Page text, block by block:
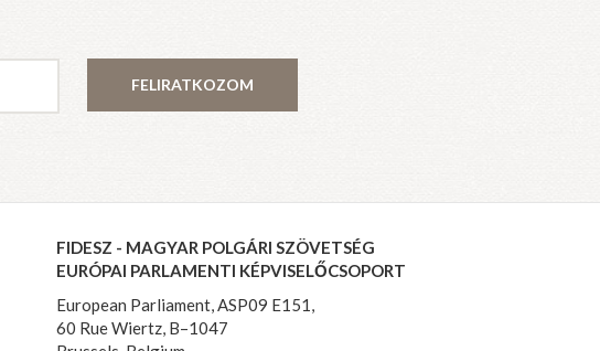
FELIRATKOZOM
FIDESZ - MAGYAR POLGÁRI SZÖVETSÉG
EURÓPAI PARLAMENTI KÉPVISELŐCSOPORT
European Parliament, ASP09 E151,
60 Rue Wiertz, B–1047